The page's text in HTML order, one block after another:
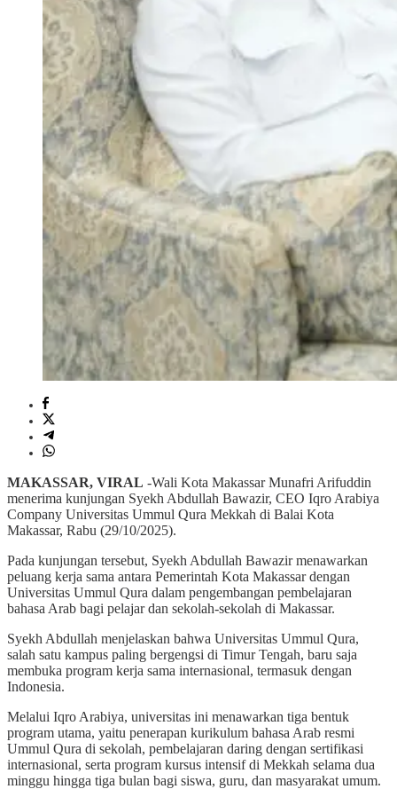
MAKASSAR, VIRAL -Wali Kota Makassar Munafri Arifuddin
menerima kunjungan Syekh Abdullah Bawazir, CEO Iqro Arabiya
Company Universitas Ummul Qura Mekkah di Balai Kota
Makassar, Rabu (29/10/2025).
Pada kunjungan tersebut, Syekh Abdullah Bawazir menawarkan
peluang kerja sama antara Pemerintah Kota Makassar dengan
Universitas Ummul Qura dalam pengembangan pembelajaran
bahasa Arab bagi pelajar dan sekolah-sekolah di Makassar.
Syekh Abdullah menjelaskan bahwa Universitas Ummul Qura,
salah satu kampus paling bergengsi di Timur Tengah, baru saja
membuka program kerja sama internasional, termasuk dengan
Indonesia.
Melalui Iqro Arabiya, universitas ini menawarkan tiga bentuk
program utama, yaitu penerapan kurikulum bahasa Arab resmi
Ummul Qura di sekolah, pembelajaran daring dengan sertifikasi
internasional, serta program kursus intensif di Mekkah selama dua
minggu hingga tiga bulan bagi siswa, guru, dan masyarakat umum.